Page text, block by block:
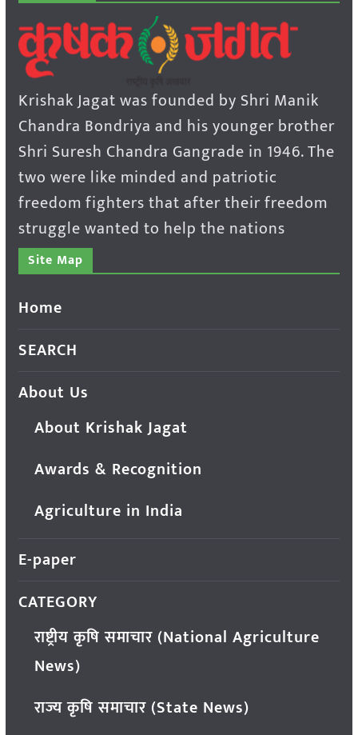
Krishak Jagat was founded by Shri Manik
Chandra Bondriya and his younger brother
Shri Suresh Chandra Gangrade in 1946. The
two were like minded and patriotic
freedom fighters that after their freedom
struggle wanted to help the nations
Site Map
Home
SEARCH
About Us
About Krishak Jagat
Awards & Recognition
Agriculture in India
E-paper
CATEGORY
राष्ट्रीय कृषि समाचार (National Agriculture
News)
राज्य कृषि समाचार (State News)